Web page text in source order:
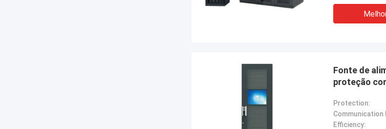
Fonte de
proteção
Protection:
Efficiency: